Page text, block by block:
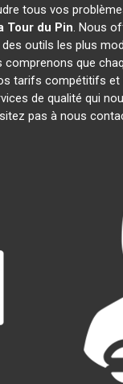
tous vos
Tour du Pin. Nous
outils les plus
comprenons que
tarifs compétitifs et
de qualité qui
pas à nous